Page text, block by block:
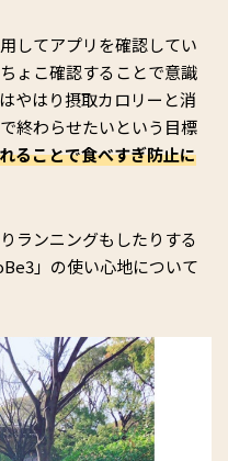
してアプリを確認してい
ょこ確認することで意識
やはり摂取カロリーと消
終わらせたいという目標
ることで食べすぎ防止に
ランニングもしたりする
」の使い心地について